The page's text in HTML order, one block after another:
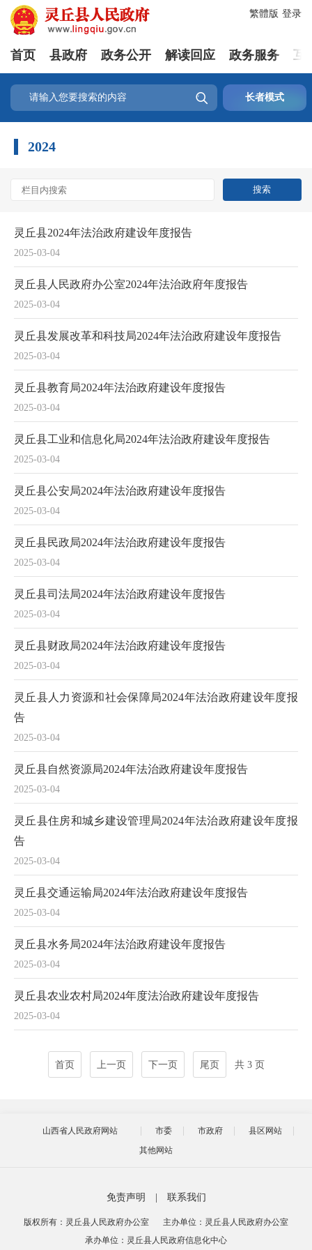
登录
繁體版
首页 县政府 政务公开 解读回应 政务服务 互
 长者模式
2024
2025-03-04
灵丘县2024年法治政府建设年度报告
2025-03-04
灵丘县人民政府办公室2024年法治政府年度报告
2025-03-04
灵丘县发展改革和科技局2024年法治政府建设年度报告
2025-03-04
灵丘县教育局2024年法治政府建设年度报告
2025-03-04
灵丘县工业和信息化局2024年法治政府建设年度报告
2025-03-04
灵丘县公安局2024年法治政府建设年度报告
2025-03-04
灵丘县民政局2024年法治政府建设年度报告
2025-03-04
灵丘县司法局2024年法治政府建设年度报告
2025-03-04
灵丘县财政局2024年法治政府建设年度报告
2025-03-04
灵丘县人力资源和社会保障局2024年法治政府建设年度报
告
2025-03-04
灵丘县自然资源局2024年法治政府建设年度报告
2025-03-04
灵丘县住房和城乡建设管理局2024年法治政府建设年度报
告
2025-03-04
灵丘县交通运输局2024年法治政府建设年度报告
2025-03-04
灵丘县水务局2024年法治政府建设年度报告
2025-03-04
灵丘县农业农村局2024年度法治政府建设年度报告
首页 上一页 下一页 尾页 共 3 页
山西省人民政府网站 市委 市政府
县区网站
其他网站
免责声明 联系我们
版权所有：灵丘县人民政府办公室
主办单位：灵丘县人民政府办公室
承办单位：灵丘县人民政府信息化中心